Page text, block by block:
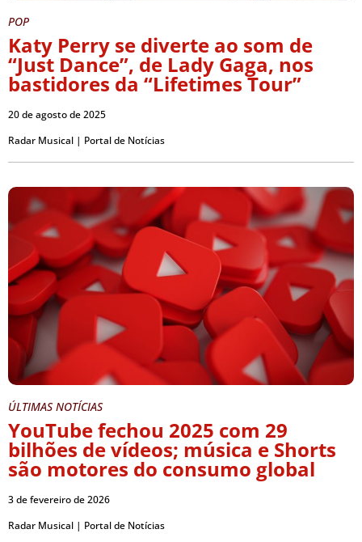
POP
Katy Perry se diverte ao som de
“Just Dance”, de Lady Gaga, nos
bastidores da “Lifetimes Tour”
20 de agosto de 2025
Radar Musical | Portal de Notícias
ÚLTIMAS NOTÍCIAS
YouTube fechou 2025 com 29
bilhões de vídeos; música e Shorts
são motores do consumo global
3 de fevereiro de 2026
Radar Musical | Portal de Notícias